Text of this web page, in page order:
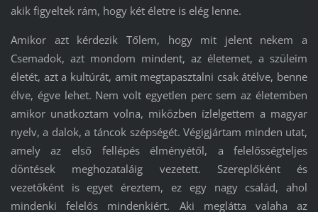
akik figyeltek rám, hogy két életre is elég lenne.
Amikor azt kérdezik Tőlem, hogy mit jelent nekem a
Csemadok, azt mondom mindent, az életemet, a szüleim
életét, azt a kultúrát, amit megtapasztalni csak átélve, benne
élve, égve lehet. Nem volt egyetlen perc sem az életemben
amikor unatkoztam volna, miközben ízlelgettem a magyar
nyelv, a dalok, a táncok szépségét. Végigjártam minden utat,
amely az első fellépés élményétől, a felelősségteljes
döntések meghozataláig vezetett. Szereplőként és
vezetőként is egyet éreztem, ez egy nagy család, ahol
mindenki felelős mindenkiért. Aki meglátta valaha az